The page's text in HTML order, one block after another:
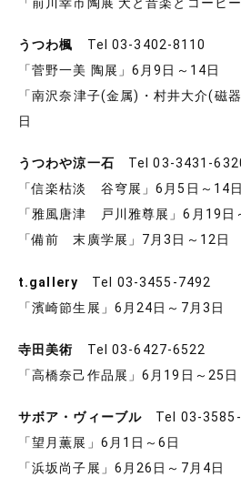
うつわ楓 Tel 03-3402-8110
「菅野一美 陶展」6月9日～14日
「南沢奈津子(金属)・村井大介(磁
日
うつわや涼一石 Tel 03-3431-
「信楽枯淡 谷穹展」6月5日～14日
「雅風唐津 戸川雅尊展」6月19日
「備前 末廣学展」7月3日～12日
t.gallery Tel 03-3455-7492
「濱崎節生展」6月24日～7月3日
寺田美術 Tel 03-6427-6522
「高橋奈己作品展」6月19日～25日
サボア・ヴィーブル Tel 03-3585-
「望月薫展」6月1日～6日
「浜坂尚子展」6月26日～7月4日